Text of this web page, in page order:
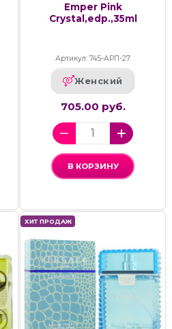
Emper Pink
Crystal,edp.,35ml
Артикул: 745-АРП-27
Женский
705.00 руб.
В КОРЗИНУ
ХИТ ПРОДАЖ